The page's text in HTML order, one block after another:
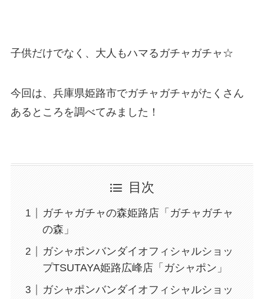
子供だけでなく、大人もハマるガチャガチャ☆
今回は、兵庫県姫路市でガチャガチャがたくさん
あるところを調べてみました！
目次
ガチャガチャの森姫路店「ガチャガチャ
の森」
ガシャポンバンダイオフィシャルショッ
プTSUTAYA姫路広峰店「ガシャポン」
ガシャポンバンダイオフィシャルショッ